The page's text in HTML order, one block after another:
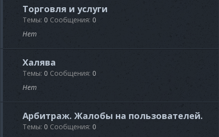
Торговля и услуги
Темы 0 Сообщения 0
Нет
Халява
Темы 0 Сообщения 0
Нет
Арбитраж. Жалобы на пользователей.
Темы 0 Сообщения 0